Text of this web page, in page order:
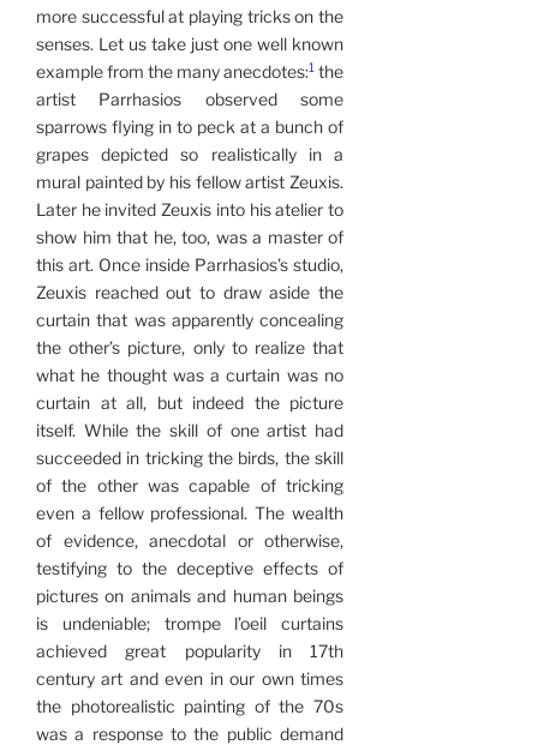
more successful at playing tricks on the
senses. Let us take just one well known
example from the many anecdotes:1 the
artist Parrhasios observed some
sparrows flying in to peck at a bunch of
grapes depicted so realistically in a
mural painted by his fellow artist Zeuxis.
Later he invited Zeuxis into his atelier to
show him that he, too, was a master of
this art. Once inside Parrhasios’s studio,
Zeuxis reached out to draw aside the
curtain that was apparently concealing
the other’s picture, only to realize that
what he thought was a curtain was no
curtain at all, but indeed the picture
itself. While the skill of one artist had
succeeded in tricking the birds, the skill
of the other was capable of tricking
even a fellow professional. The wealth
of evidence, anecdotal or otherwise,
testifying to the deceptive effects of
pictures on animals and human beings
is undeniable; trompe l’oeil curtains
achieved great popularity in 17th
century art and even in our own times
the photorealistic painting of the 70s
was a response to the public demand